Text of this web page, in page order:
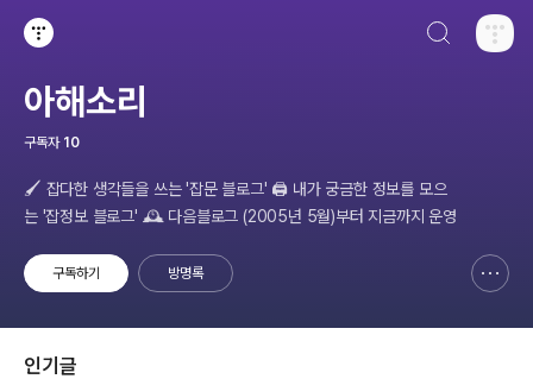
아해소리
구독자 10
🖌️ 잡다한 생각들을 쓰는 '잡문 블로그' 🖨️ 내가 궁금한 정보를 모으
는 '잡정보 블로그' 🕰️ 다음블로그 (2005년 5월)부터 지금까지 운영
구독하기 방명록
인기글